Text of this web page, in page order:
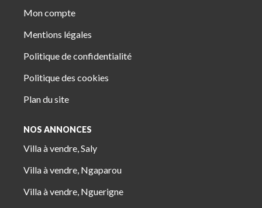
Mon compte
Mentions légales
Politique de confidentialité
Politique des cookies
Plan du site
NOS ANNONCES
Villa à vendre, Saly
Villa à vendre, Ngaparou
Villa à vendre, Nguerigne